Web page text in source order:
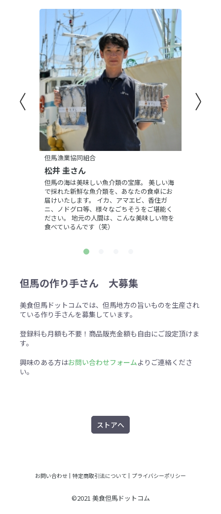
但馬漁業協同組合
松井 圭さん
但馬の海は美味しい魚介類の宝庫。 美しい海
で採れた新鮮な魚介類を、あなたの食卓にお
届けいたします。 イカ、アマエビ、香住ガ
ニ、ノドグロ等、様々なごちそうをご堪能く
ださい。 地元の人間は、こんな美味しい物を
食べているんです（笑）
但馬の作り手さん 大募集
美食但馬ドットコムでは、但馬地方の旨いものを生産され
ている作り手さんを募集しています。
登録料も月額も不要！商品販売金額も自由にご設定頂けま
す。
興味のある方はお問い合わせフォームよりご連絡くださ
い。
ストアへ
お問い合わせ 特定商取引法について プライバシーポリシー
©2021 美食但馬ドットコム